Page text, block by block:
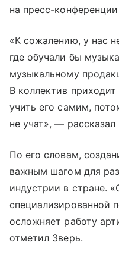
на пресс-
«К сожалению, у нас
где обучали бы
музыкальному
В коллектив
учить его самим,
не учат», — рассказал
По его словам,
важным шагом для
индустрии в стране.
специализированной
осложняет работу
отметил Зверь.